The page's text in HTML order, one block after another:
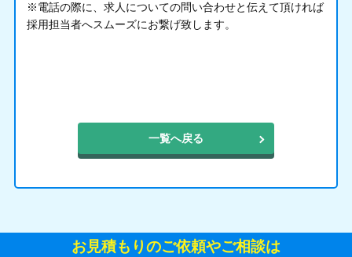
※電話の際に、求人についての問い合わせと伝えて頂ければ
採用担当者へスムーズにお繋げ致します。
一覧へ戻る
お見積もりのご依頼やご相談は